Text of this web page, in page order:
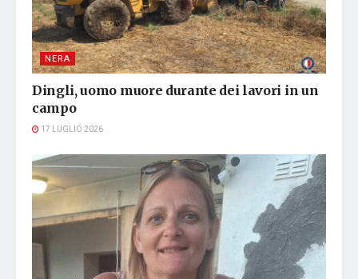
NERA
Dingli, uomo muore durante dei lavori in un
campo
17 LUGLIO 2026